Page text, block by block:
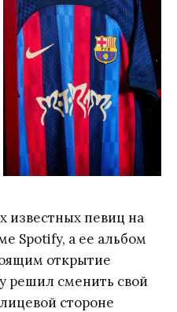
известных певиц на
Spotify, а ее альбом
открытие
решил сменить свой
стороне